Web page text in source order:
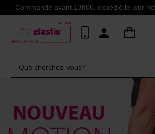
Commandé avant 13h00, expédié le jour